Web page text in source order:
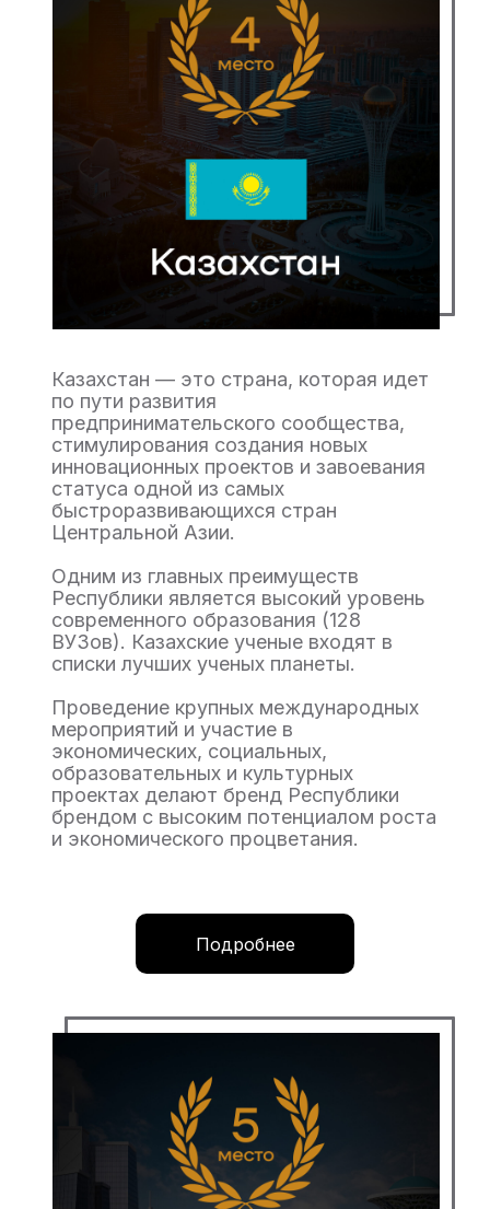
Казахстан — это страна, которая идет
по пути развития
предпринимательского сообщества,
стимулирования создания новых
инновационных проектов и завоевания
статуса одной из самых
быстроразвивающихся стран
Центральной Азии.
Одним из главных преимуществ
Республики является высокий уровень
современного образования (128
ВУЗов). Казахские ученые входят в
списки лучших ученых планеты.
Проведение крупных международных
мероприятий и участие в
экономических, социальных,
образовательных и культурных
проектах делают бренд Республики
брендом с высоким потенциалом роста
и экономического процветания.
Подробнее